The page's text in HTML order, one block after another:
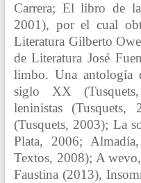
Carrera; El libro de
2001), por el cual
Literatura Gilberto
de Literatura José
limbo. Una antología
siglo XX
leninistas
(Tusquets, 2003); La
Plata, 2006;
Textos, 2008); A
Faustina (2013),